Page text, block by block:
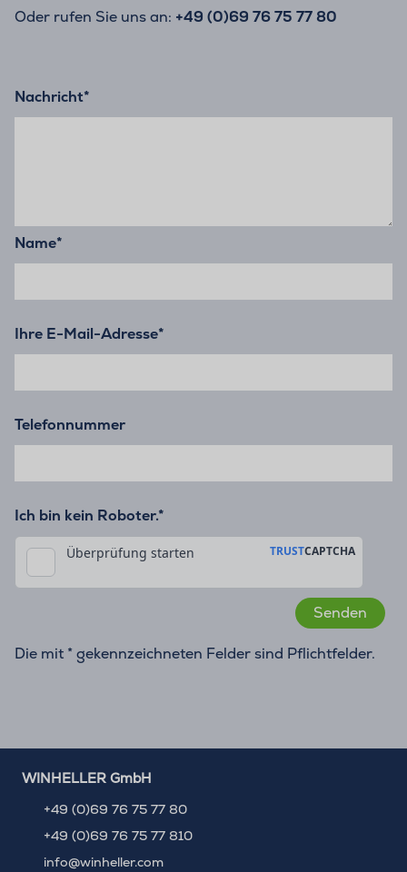
Oder rufen Sie uns an: +49 (0)69 76 75 77 80
Nachricht*
Name*
Ihre E-Mail-Adresse*
Telefonnummer
Ich bin kein Roboter.*
Die mit * gekennzeichneten Felder sind Pflichtfelder.
WINHELLER GmbH
+49 (0)69 76 75 77 80
+49 (0)69 76 75 77 810
info@winheller.com